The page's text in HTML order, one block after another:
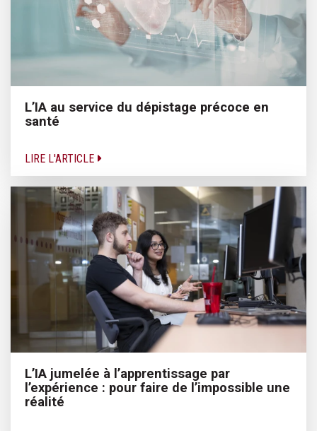
L’IA au service du dépistage précoce en
santé
LIRE L'ARTICLE
L’IA jumelée à l’apprentissage par
l’expérience : pour faire de l’impossible une
réalité